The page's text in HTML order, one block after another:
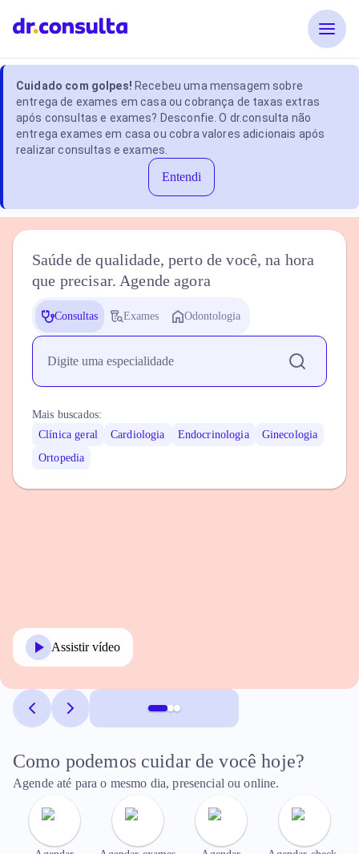
Cuidado com golpes! Recebeu uma mensagem sobre
entrega de exames em casa ou cobrança de taxas extras
após consultas e exames? Desconfie. O dr.consulta não
entrega exames em casa ou cobra valores adicionais após
realizar consultas e exames.
Entendi
Saúde de qualidade, perto de você, na hora
que precisar. Agende agora
Consultas Exames Odontologia
Mais buscados:
Clínica geral
Cardiologia Endocrinologia
Ginecologia
Ortopedia
Assistir vídeo
Como podemos cuidar de você hoje?
Agende até para o mesmo dia, presencial ou online.